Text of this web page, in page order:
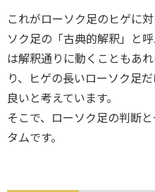
これがローソク足のヒゲに
ソク足の「古典的解釈」と
は解釈通りに動くこともあ
り、ヒゲの長いローソク足
良いと考えています。
そこで、ローソク足の判断
タムです。